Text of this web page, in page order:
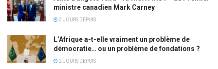
ministre canadien Mark Carney
2 JOURS DEPUIS
L’Afrique a-t-elle vraiment un problème de
démocratie… ou un problème de fondations ?
2 JOURS DEPUIS